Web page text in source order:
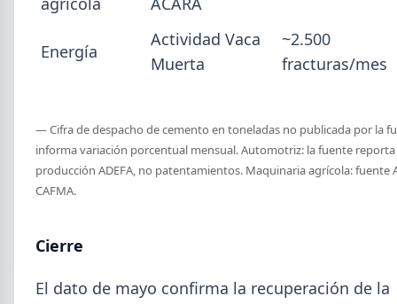
Agosto (4)
Mayo (15)
Abril (16)
Marzo (6)
Febrero (4)
VER TODO
TÍTULOS
Cheques rechazados en alza: la cadena de pagos metalúrgica
muestra signos de estrés
Día de la Siderurgia: cómo llega el sector al aniversario 78 del
Perfiles.com.ar abrió su tercera sucursal en zona norte: llegó a
Energía
Actividad Vaca
Muerta
~2.500
fracturas/mes
— Cifra de despacho de cemento en toneladas no publicada por la
informa variación porcentual mensual. Automotriz: la fuente reporta
producción ADEFA, no patentamientos. Maquinaria agrícola: fuente
CAFMA.
Cierre
El dato de mayo confirma la recuperación de la